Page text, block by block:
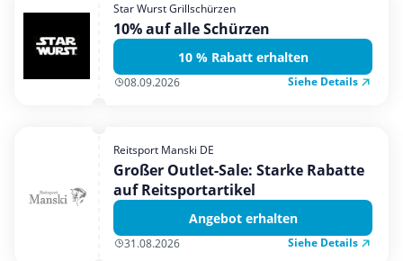
Mobilfunk & Internet
Mode & Accessoires
Shopping
Urlaub & Reise
Star Wurst Grillschürzen
10% auf alle Schürzen
10 % Rabatt erhalten
08.09.2026 Siehe Details
Reitsport Manski DE
Großer Outlet-Sale: Starke Rabatte
auf Reitsportartikel
Angebot erhalten
31.08.2026 Siehe Details